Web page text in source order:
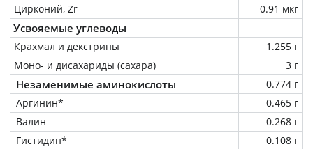
Цирконий, Zr
0.91 мкг
Усвояемые углеводы
Крахмал и декстрины
1.255 г
Моно- и дисахариды (сахара)
3 г
Незаменимые аминокислоты
0.774 г
Аргинин*
0.465 г
Валин
0.268 г
Гистидин*
0.108 г